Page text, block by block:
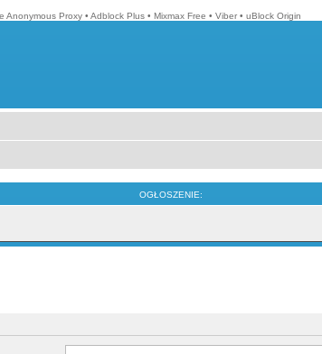
Anonymous Proxy • Adblock Plus • Mixmax Free • Viber • uBlock Origin
OGŁOSZENIE: